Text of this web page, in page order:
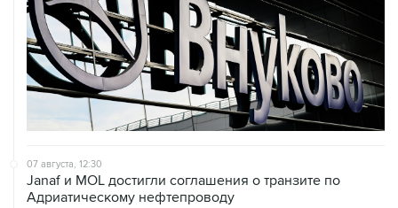
07 августа, 12:30
Janaf и MOL достигли соглашения о транзите по
Адриатическому нефтепроводу